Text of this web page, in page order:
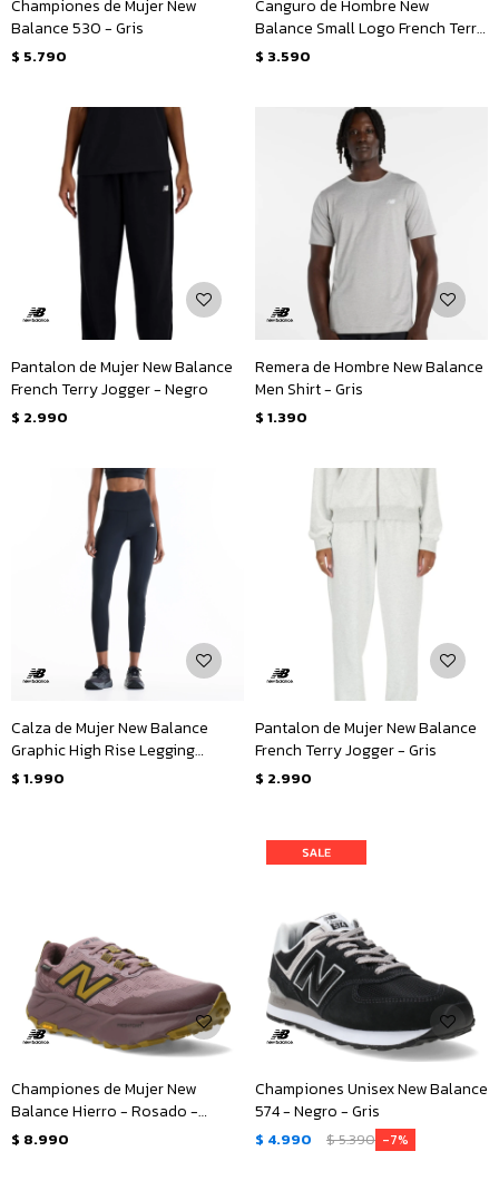
Championes de Mujer New
Balance 530 - Gris
$ 5.790
Canguro de Hombre New
Balance Small Logo French Terry
Hoodie - Gris
$ 3.590
Pantalon de Mujer New Balance
French Terry Jogger - Negro
$ 2.990
Remera de Hombre New Balance
Men Shirt - Gris
$ 1.390
Calza de Mujer New Balance
Graphic High Rise Legging
25&quot; - Negro
$ 1.990
Pantalon de Mujer New Balance
French Terry Jogger - Gris
$ 2.990
Championes de Mujer New
Balance Hierro - Rosado -
Amarillo Mostaza
$ 8.990
Championes Unisex New Balance
574 - Negro - Gris
$ 4.990 $5.390 7